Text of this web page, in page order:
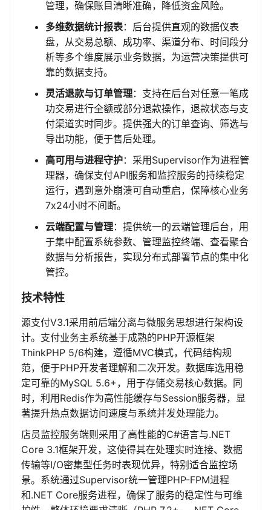
管理，确保账目清晰准确，降低资金风险。
多维数据统计报表：后台提供直观的数据仪表
盘，从交易总额、成功率、渠道分布、时间段分
析等多个维度展示业务数据，为运营决策提供可
靠的数据支持。
灵活退款与订单管理：支持在后台对任意一笔成
功交易进行全额或部分退款操作，退款状态与支
付渠道实时同步。提供强大的订单查询、筛选与
导出功能，便于售后处理。
高可用与进程守护：采用Supervisor作为进程管
理器，确保支付API服务和监控服务的持续稳定
运行，遇到意外崩溃可自动重启，保障核心业务
7x24小时不间断。
云端配置与管理：提供统一的云端管理后台，用
于集中配置系统参数、管理监控终端、查看聚合
数据与分析报告，实现分布式部署节点的集中化
管控。
技术特性
源支付V3.1采用前后端分离与微服务思想进行架构设
计。支付业务主系统基于成熟的PHP开源框架
ThinkPHP 5/6构建，遵循MVC模式，代码结构规
范，便于PHP开发者理解和二次开发。数据库选用稳
定可靠的MySQL 5.6+，用于存储交易核心数据。同
时，利用Redis作为高性能缓存与Session服务器，显
著提升热点数据访问速度与系统并发处理能力。
店员监控服务端则采用了高性能的C#语言与.NET
Core 3.1框架开发，这使得其在处理实时连接、数据
传输等I/O密集型任务时表现优异，特别适合监控场
景。系统通过Supervisor统一管理PHP-FPM进程
和.NET Core服务进程，确保了服务的稳定性与可维